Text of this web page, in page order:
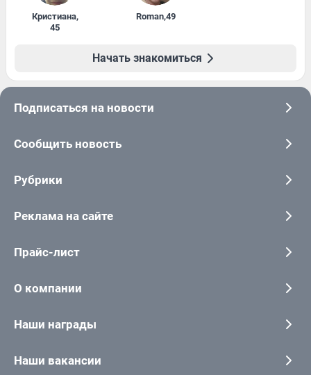
Кристиана,
45
Roman,49
Начать знакомиться
Подписаться на новости
Сообщить новость
Рубрики
Реклама на сайте
Прайс-лист
О компании
Наши награды
Наши вакансии